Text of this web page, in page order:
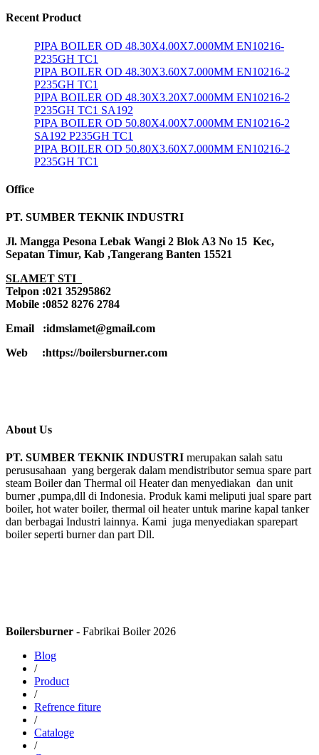
Recent Product
PIPA BOILER OD 48.30X4.00X7.000MM EN10216-
P235GH TC1
PIPA BOILER OD 48.30X3.60X7.000MM EN10216-2
P235GH TC1
PIPA BOILER OD 48.30X3.20X7.000MM EN10216-2
P235GH TC1 SA192
PIPA BOILER OD 50.80X4.00X7.000MM EN10216-2
SA192 P235GH TC1
PIPA BOILER OD 50.80X3.60X7.000MM EN10216-2
P235GH TC1
Office
PT. SUMBER TEKNIK INDUSTRI
Jl. Mangga Pesona Lebak Wangi 2 Blok A3 No 15 Kec,
Sepatan Timur, Kab ,Tangerang Banten 15521
SLAMET STI
Telpon :021 35295862
Mobile :0852 8276 2784
Email :idmslamet@gmail.com
Web :https://boilersburner.com
About Us
PT. SUMBER TEKNIK INDUSTRI merupakan salah satu
perususahaan yang bergerak dalam mendistributor semua spare part
steam Boiler dan Thermal oil Heater dan menyediakan dan unit
burner ,pumpa,dll di Indonesia. Produk kami meliputi jual spare part
boiler, hot water boiler, thermal oil heater untuk marine kapal tanker
dan berbagai Industri lainnya. Kami juga menyediakan sparepart
boiler seperti burner dan part Dll.
Boilersburner - Fabrikai Boiler 2026
Blog
/
Product
/
Refrence fiture
/
Cataloge
/